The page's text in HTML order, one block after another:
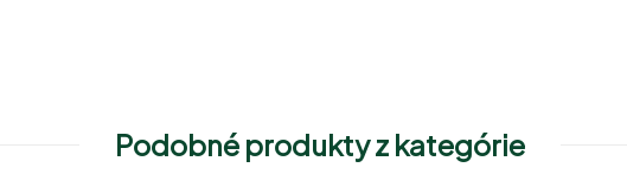
Podobné produkty z kategórie